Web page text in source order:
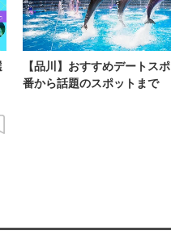
【品川】おすすめデートス
番から話題のスポットまで